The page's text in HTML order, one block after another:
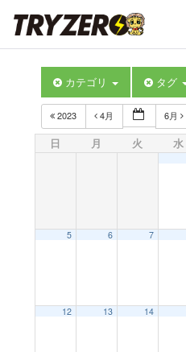
カテゴリ タグ
2023 4月 6月
日 月 火 水
5 6 7
12 13 14